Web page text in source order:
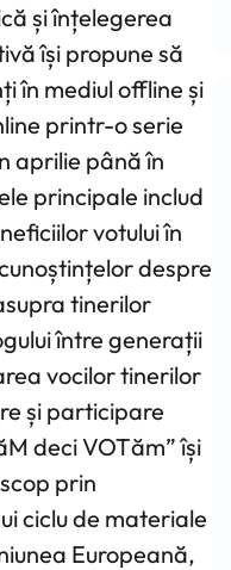
și înțelegerea
își propune să
în mediul offline și
printr-o serie
aprilie până în
principale includ
votului în
despre
tinerilor
între generații
vocilor tinerilor
și participare
deci VOTăm” își
prin
ciclu de materiale
Europeană,